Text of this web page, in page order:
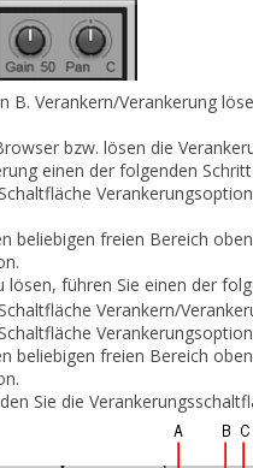
B. Verankern/Verankerung
bzw. lösen die
einen der folgenden
beliebigen freien Bereich
lösen, führen Sie einen der
Verankern/
beliebigen freien Bereich
Sie die